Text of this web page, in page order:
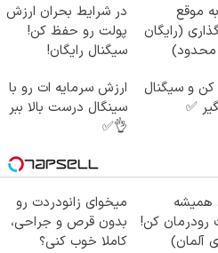
موقع
(رایگان
در شرایط بحران ارزش
پولت رو حفظ کن!
سیگنال رایگان!
و سیگنال
✅
ارزش سرمایه ات رو با
سینگال درست بالا ببر
👌✅
همیشه
رودرمان کن!
آلمان)
میخوای زانودردت رو
بدون قرص و جراحی،
کاملا خوب کنی؟